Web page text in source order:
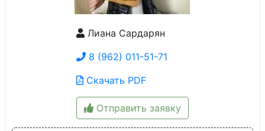
Лиана Сардарян
8 (962) 011-51-71
Скачать PDF
Отправить заявку